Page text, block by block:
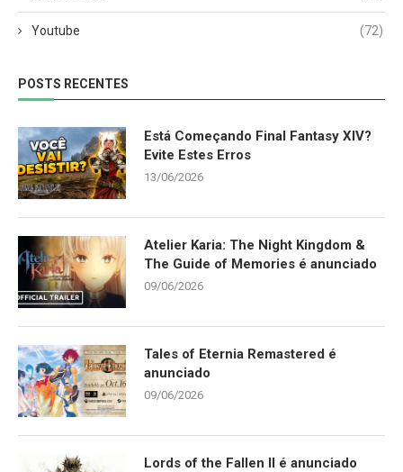
Youtube (72)
POSTS RECENTES
Está Começando Final Fantasy XIV?
Evite Estes Erros
13/06/2026
Atelier Karia: The Night Kingdom &
The Guide of Memories é anunciado
09/06/2026
Tales of Eternia Remastered é
anunciado
09/06/2026
Lords of the Fallen II é anunciado